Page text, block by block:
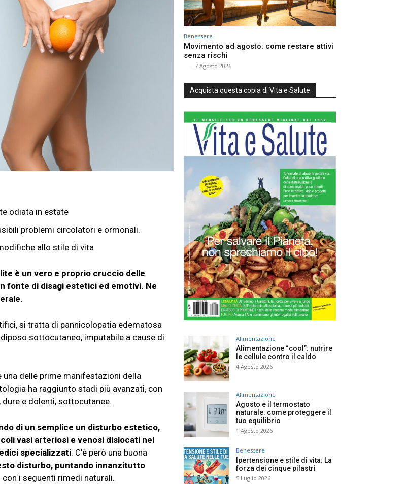
odiata in estate
problemi circolatori e ormonali.
allo stile di vita
è un vero e proprio cruccio delle
fonte di disagi estetici ed emotivi. Ne
si tratta di pannicolopatia edematosa
sottocutaneo, imputabile a cause di
una delle prime manifestazioni della
ha raggiunto stadi più avanzati, con
e dolenti, sottocutanee.
di un semplice un disturbo estetico,
vasi arteriosi e venosi dislocati nel
specializzati. C’è però una buona
disturbo, puntando innanzitutto
con i seguenti rimedi naturali.
Benessere
Movimento ad agosto: come restare attivi
senza rischi
- 7 Agosto 2026
Acquista questa copia di Vita e Salute
Alimentazione
Alimentazione “cool”: nutrire
le cellule contro il caldo
4 Agosto 2026
Alimentazione
Agosto e il termostato
naturale: come proteggere il
tuo equilibrio
1 Agosto 2026
Benessere
Ipertensione e stile di vita: La
forza dei cinque pilastri
5 Luglio 2026